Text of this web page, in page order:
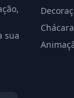
sua